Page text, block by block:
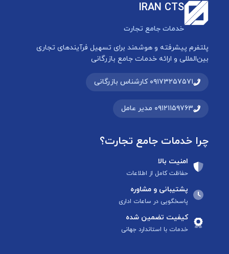
IRAN CTS
خدمات جامع تجارت
پلتفرم پیشرفته و هوشمند برای تسهیل فرآیندهای تجاری
بین‌المللی و ارائه خدمات جامع بازرگانی
۰۹۱۷۳۲۵۷۵۷۱ کارشناس بازرگانی
۰۹۱۲۱۱۵۹۷۶۳ مدیر عامل
چرا خدمات جامع تجارت؟
امنیت بالا
حفاظت کامل از اطلاعات
پشتیبانی و مشاوره
پاسخگویی در ساعات اداری
کیفیت تضمین شده
خدمات با استاندارد جهانی